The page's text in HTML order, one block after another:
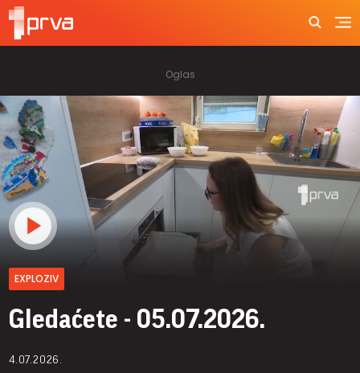
EXPLOZIV
Gledaćete - 05.07.2026.
4.07.2026.